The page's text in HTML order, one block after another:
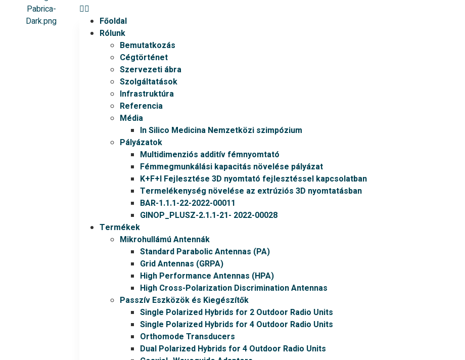
Főoldal
Rólunk
Bemutatkozás
Cégtörténet
Szervezeti ábra
Szolgáltatások
Infrastruktúra
Referencia
Média
In Silico Medicina Nemzetközi szimpózium
Pályázatok
Multidimenziós additív fémnyomtató
Fémmegmunkálási kapacitás növelése pályázat
K+F+I Fejlesztése 3D nyomtató fejlesztéssel kapcsolatban
Termelékenység növelése az extrúziós 3D nyomtatásban
BAR-1.1.1-22-2022-00011
GINOP_PLUSZ-2.1.1-21- 2022-00028
Termékek
Mikrohullámú Antennák
Standard Parabolic Antennas (PA)
Grid Antennas (GRPA)
High Performance Antennas (HPA)
High Cross-Polarization Discrimination Antennas
Passzív Eszközök és Kiegészítők
Single Polarized Hybrids for 2 Outdoor Radio Units
Single Polarized Hybrids for 4 Outdoor Radio Units
Orthomode Transducers
Dual Polarized Hybrids for 4 Outdoor Radio Units